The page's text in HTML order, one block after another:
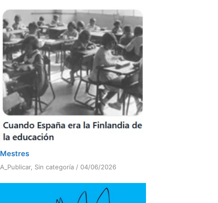
Mestres
A_Publicar, Sin categoría / 04/06/2026